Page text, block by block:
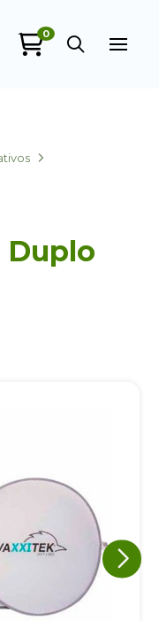
0
Duplo
a proteger e respeitar
apenas para fins
preferências a